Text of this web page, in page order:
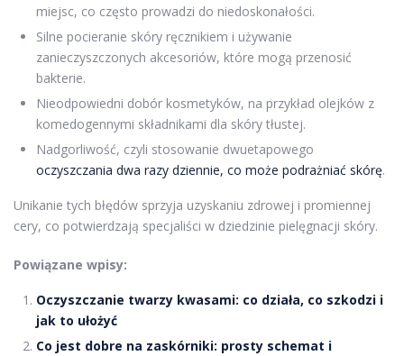
miejsc, co często prowadzi do niedoskonałości.
Silne pocieranie skóry ręcznikiem i używanie
zanieczyszczonych akcesoriów, które mogą przenosić
bakterie.
Nieodpowiedni dobór kosmetyków, na przykład olejków z
komedogennymi składnikami dla skóry tłustej.
Nadgorliwość, czyli stosowanie dwuetapowego
oczyszczania dwa razy dziennie, co może podrażniać skórę.
Unikanie tych błędów sprzyja uzyskaniu zdrowej i promiennej
cery, co potwierdzają specjaliści w dziedzinie pielęgnacji skóry.
Powiązane wpisy:
Oczyszczanie twarzy kwasami: co działa, co szkodzi i
jak to ułożyć
Co jest dobre na zaskórniki: prosty schemat i